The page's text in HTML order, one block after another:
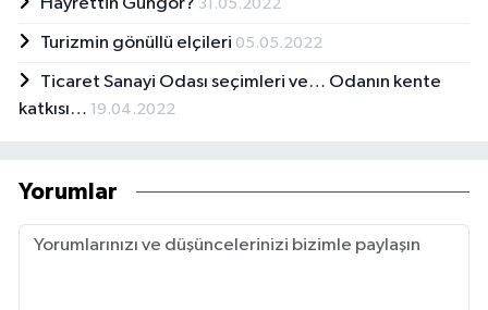
31.05.2022
Turizmin gönüllü elçileri 05.05.2022
Ticaret Sanayi Odası seçimleri ve… Odanın kente
katkısı… 19.04.2022
Yorumlar